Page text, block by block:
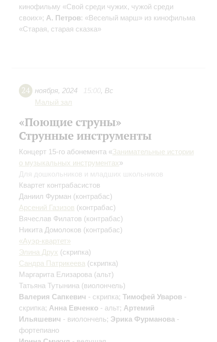
кинофильму «Свой среди чужих, чужой среди
своих»; А. Петров: «Веселый марш» из кинофильма
«Старая, старая сказка»
24 ноября, 2024 15:00, Вс
Малый зал
«Поющие струны»
Струнные инструменты
Концерт 15-го абонемента «Занимательные истории
о музыкальных инструментах»
Для дошкольников и младших школьников
Квартет контрабасистов
Даниил Фурман (контрабас)
Арсений Газизов (контрабас)
Вячеслав Филатов (контрабас)
Никита Домолоков (контрабас)
«Ауэр-квартет»
Элина Друх (скрипка)
Сандра Патрикеева (скрипка)
Маргарита Елизарова (альт)
Татьяна Тутынина (виолончель)
Валерия Сапкевич - скрипка; Тимофей Уваров -
скрипка; Анна Евченко - альт; Артемий
Ильяшевич - виолончель; Эрика Фурманова -
фортепиано